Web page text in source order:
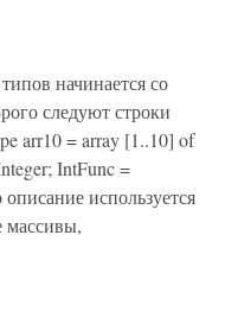
начинается со
следуют строки
arr10 = array [1..10] of
IntFunc =
используется
массивы,